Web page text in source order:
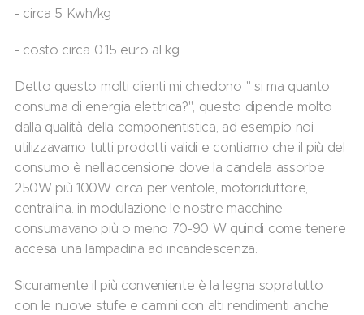
- circa 5 Kwh/kg
- costo circa 0.15 euro al kg
Detto questo molti clienti mi chiedono " si ma quanto
consuma di energia elettrica?", questo dipende molto
dalla qualità della componentistica, ad esempio noi
utilizzavamo tutti prodotti validi e contiamo che il più del
consumo è nell'accensione dove la candela assorbe
250W più 100W circa per ventole, motoriduttore,
centralina. in modulazione le nostre macchine
consumavano più o meno 70-90 W quindi come tenere
accesa una lampadina ad incandescenza.
Sicuramente il più conveniente è la legna sopratutto
con le nuove stufe e camini con alti rendimenti anche